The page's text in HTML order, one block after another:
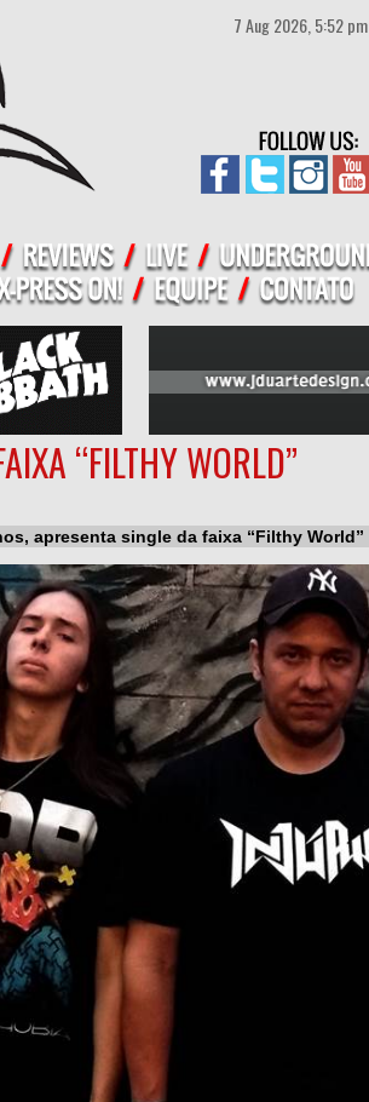
7 Aug 2026, 5:52 pm
“FILTHY WORLD”
apresenta single da faixa “Filthy World”